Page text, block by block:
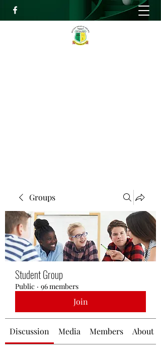
Groups
Student Group
Public · 96 members
Join
Discussion Media Members About